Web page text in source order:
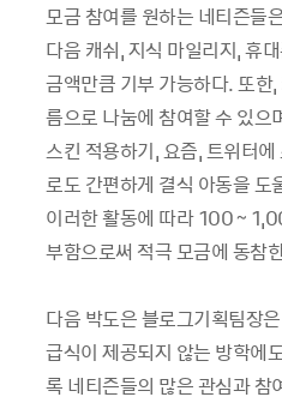
모금 참여를 원하는 네티즌들
다음 캐쉬, 지식 마일리지, 휴
금액만큼 기부 가능하다. 또한
름으로 나눔에 참여할 수 있으
스킨 적용하기, 요즘, 트위터
로도 간편하게 결식 아동을 도
이러한 활동에 따라 100～
부함으로써 적극 모금에 동참
다음 박도은 블로그기획팀장
급식이 제공되지 않는 방학에
록 네티즌들의 많은 관심과 참